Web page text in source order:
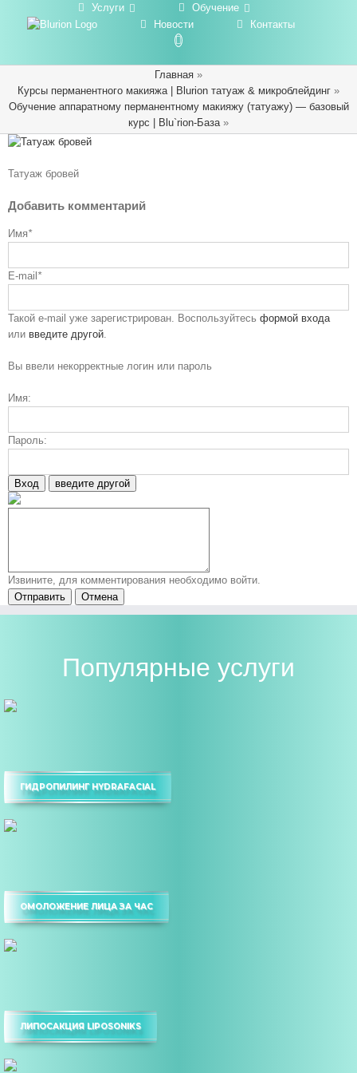
Услуги
Обучение
Новости
Контакты
Главная »
Курсы перманентного макияжа | Blurion татуаж & микроблейдинг »
Обучение аппаратному перманентному макияжу (татуажу) — базовый
курс | Blu`rion-База»
Татуаж бровей
Добавить комментарий
Имя*
E-mail *
Такой e-mail уже зарегистрирован. Воспользуйтесь формой входа
или введите другой
Вы ввели некорректные логин или пароль
Имя:
Пароль:
Вход введите другой
Извините, для комментирования необходимо войти.
Отправить
Отмена
Популярные услуги
ГИДРОПИЛИНГ HYDRAFACIAL
ОМОЛОЖЕНИЕ ЛИЦА ЗА ЧАС
ЛИПОСАКЦИЯ LIPOSONIKS